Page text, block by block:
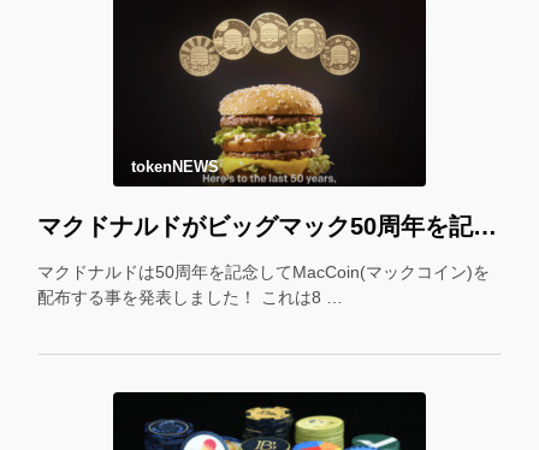
tokenNEWS
マクドナルドがビッグマック50周年を記念して「マックコイン」を配布！＊
マクドナルドは50周年を記念してMacCoin(マックコイン)を
配布する事を発表しました！ これは8 …